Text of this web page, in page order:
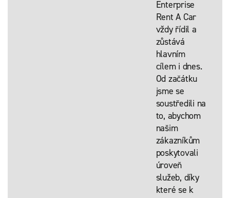
Enterprise
Rent A Car
vždy řídil a
zůstává
hlavním
cílem i dnes.
Od začátku
jsme se
soustředili na
to, abychom
našim
zákazníkům
poskytovali
úroveň
služeb, díky
které se k